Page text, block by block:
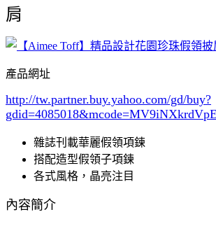
肩
產品網址
http://tw.partner.buy.yahoo.com/gd/buy?
gdid=4085018
雜誌刊載華麗假領項鍊
搭配造型假領子項鍊
各式風格，晶亮注目
內容簡介